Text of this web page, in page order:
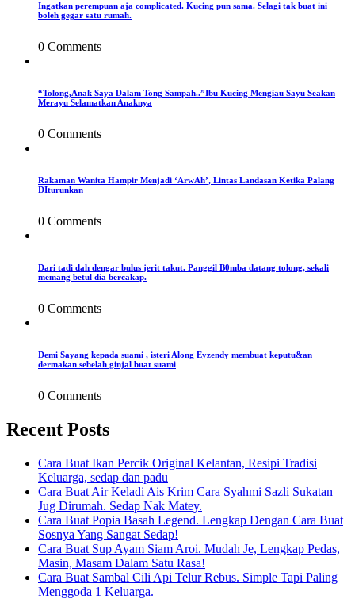
Ingatkan perempuan aja complicated. Kucing pun sama. Selagi tak buat ini
boleh gegar satu rumah.
0 Comments
“Tolong,Anak Saya Dalam Tong Sampah..”Ibu Kucing Mengiau Sayu Seakan
Merayu Selamatkan Anaknya
0 Comments
Rakaman Wanita Hampir Menjadi ‘ArwAh’, Lintas Landasan Ketika Palang
DIturunkan
0 Comments
Dari tadi dah dengar bulus jerit takut. Panggil B0mba datang tolong, sekali
memang betul dia bercakap.
0 Comments
Demi Sayang kepada suami , isteri Along Eyzendy membuat keputu&an
dermakan sebelah ginjal buat suami
0 Comments
Recent Posts
Cara Buat Ikan Percik Original Kelantan, Resipi Tradisi
Keluarga, sedap dan padu
Cara Buat Air Keladi Ais Krim Cara Syahmi Sazli Sukatan
Jug Dirumah. Sedap Nak Matey.
Cara Buat Popia Basah Legend. Lengkap Dengan Cara Buat
Sosnya Yang Sangat Sedap!
Cara Buat Sup Ayam Siam Aroi. Mudah Je, Lengkap Pedas,
Masin, Masam Dalam Satu Rasa!
Cara Buat Sambal Cili Api Telur Rebus. Simple Tapi Paling
Menggoda 1 Keluarga.